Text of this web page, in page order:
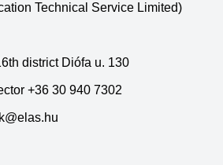
Technical Service Limited)
district Diófa u. 130
+36 30 940 7302